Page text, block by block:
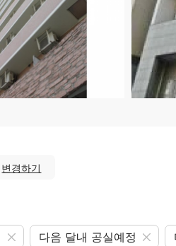
변경하기
다음 달내 공실예정